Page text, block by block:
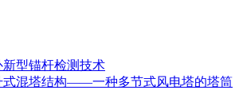
新型锚杆检测技术
式混塔结构——一种多节式风电塔的塔筒